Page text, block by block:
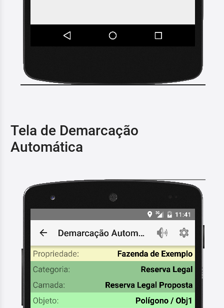
Tela de Demarcação
Automática